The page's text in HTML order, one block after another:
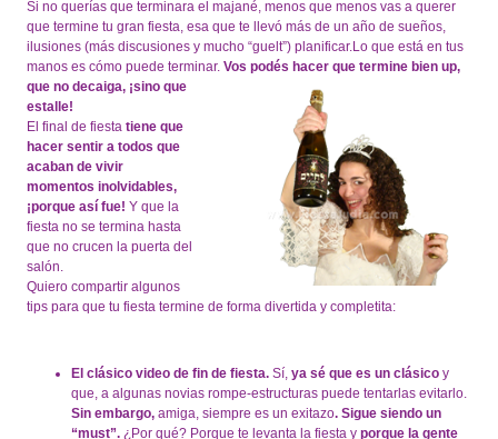
Si no querías que terminara el majané, menos que menos vas a querer
que termine tu gran fiesta, esa que te llevó más de un año de sueños,
ilusiones (más discusiones y mucho “guelt”) planificar.Lo que está en tus
manos es cómo puede terminar. Vos podés hacer que termine bien up,
que no decaiga, ¡sino que
estalle!
El final de fiesta tiene que
hacer sentir a todos que
acaban de vivir
momentos inolvidables,
¡porque así fue! Y que la
fiesta no se termina hasta
que no crucen la puerta del
salón.
Quiero compartir algunos
tips para que tu fiesta termine de forma divertida y completita:
El clásico video de fin de fiesta. Sí, ya sé que es un clásico y
que, a algunas novias rompe-estructuras puede tentarlas evitarlo.
Sin embargo, amiga, siempre es un exitazo. Sigue siendo un
“must”. ¿Por qué? Porque te levanta la fiesta y porque la gente